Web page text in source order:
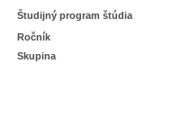
Študijný program štúdia
Ročník
Skupina